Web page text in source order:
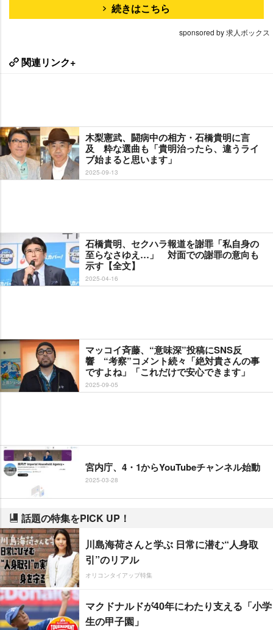
続きはこちら
sponsored by 求人ボックス
関連リンク+
木梨憲武、闘病中の相方・石橋貴明に言
及 粋な選曲も「貴明治ったら、違うライ
ブ始まると思います」
2025-09-13
石橋貴明、セクハラ報道を謝罪「私自身の
至らなさゆえ…」 対面での謝罪の意向も
示す【全文】
2025-04-16
マッコイ斉藤、“意味深”投稿にSNS反
響 “考察”コメント続々「絶対貴さんの事
ですよね」「これだけで安心できます」
2025-09-05
宮内庁、4・1からYouTubeチャンネル始動
2025-03-28
話題の特集をPICK UP！
川島海荷さんと学ぶ 日常に潜む“人身取
引”のリアル
オリコンタイアップ特集
マクドナルドが40年にわたり支える「小学
生の甲子園」